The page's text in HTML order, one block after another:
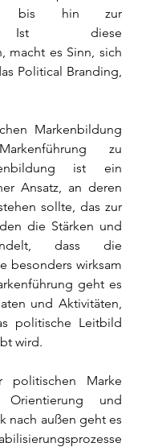
bis hin zur
Ist diese
macht es Sinn, sich
Political Branding,
Markenbildung
zu
ist ein
Ansatz, an deren
sollte, das zur
die Stärken und
dass die
besonders wirksam
geht es
und Aktivitäten,
politische Leitbild
wird.
politischen Marke
und
nach außen geht es